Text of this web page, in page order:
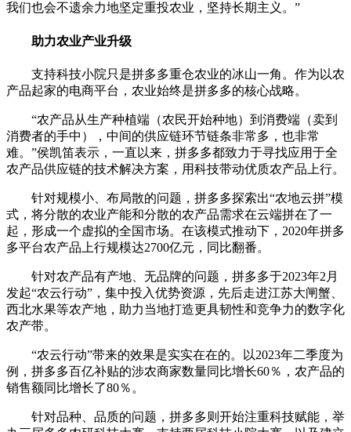
我们也会不遗余力地坚定重投农业，坚持长期主义。”
助力农业产业升级
支持科技小院只是拼多多重仓农业的冰山一角。作为以农
产品起家的电商平台，农业始终是拼多多的核心战略。
“农产品从生产种植端（农民开始种地）到消费端（卖到
消费者的手中），中间的供应链环节链条非常多，也非常
难。”侯凯笛表示，一直以来，拼多多都致力于寻找应用于全
农产品供应链的技术解决方案，用科技带动优质农产品上行。
针对规模小、布局散的问题，拼多多探索出“农地云拼”模
式，将分散的农业产能和分散的农产品需求在云端拼在了一
起，形成一个虚拟的全国市场。在该模式推动下，2020年拼多
多平台农产品上行规模达2700亿元，同比翻番。
针对农产品有产地、无品牌的问题，拼多多于2023年2月
发起“农云行动”，集中投入优势资源，先后走进江苏大闸蟹、
西北水果等农产地，助力当地打造更具韧性和竞争力的数字化
农产带。
“农云行动”带来的效果是实实在在的。以2023年二季度为
例，拼多多百亿补贴的涉农商家数量同比增长60％，农产品的
销售额同比增长了80％。
针对品种、品质的问题，拼多多则开始注重科技赋能，举